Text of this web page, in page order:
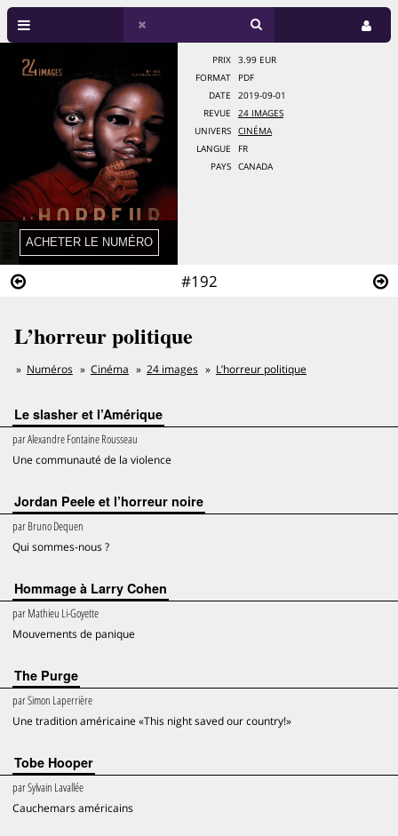
#192
PRIX
3.99 EUR
FORMAT
PDF
DATE
2019-09-01
REVUE
24 IMAGES
UNIVERS
CINÉMA
LANGUE
FR
PAYS
CANADA
L’horreur politique
Numéros Cinéma 24 images L’horreur politique
Le slasher et l’Amérique
parAlexandre Fontaine Rousseau
Une communauté de la violence
Jordan Peele et l’horreur noire
parBruno Dequen
Qui sommes-nous ?
Hommage à Larry Cohen
parMathieu Li-Goyette
Mouvements de panique
The Purge
parSimon Laperrière
Une tradition américaine «This night saved our country!»
Tobe Hooper
parSylvain Lavallée
Cauchemars américains